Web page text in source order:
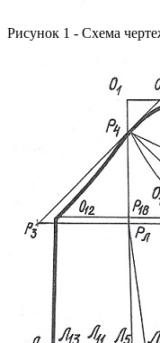
Рисунок 1 - Схема